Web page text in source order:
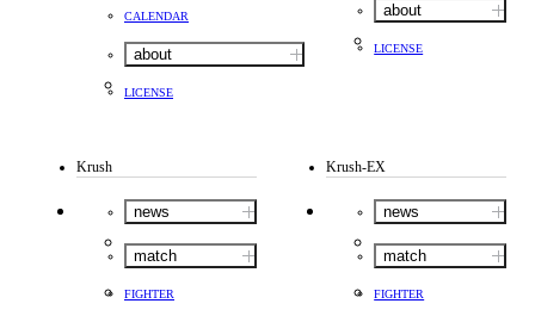
CALENDAR
about
LICENSE
about
LICENSE
Krush
news
match
FIGHTER
Krush-EX
news
match
FIGHTER